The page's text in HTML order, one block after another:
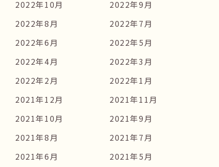
2022年10月
2022年9月
2022年8月
2022年7月
2022年6月
2022年5月
2022年4月
2022年3月
2022年2月
2022年1月
2021年12月
2021年11月
2021年10月
2021年9月
2021年8月
2021年7月
2021年6月
2021年5月